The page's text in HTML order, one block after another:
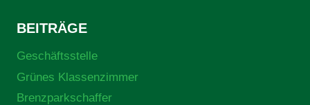
BEITRÄGE
Geschäftsstelle
Grünes Klassenzimmer
Brenzparkschaffer